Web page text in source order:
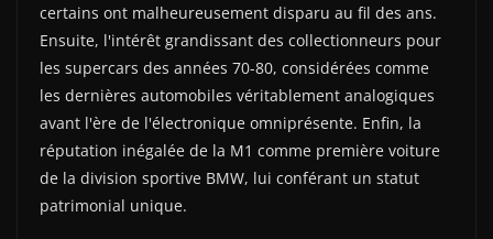
certains ont malheureusement disparu au fil des ans.
Ensuite, l'intérêt grandissant des collectionneurs pour
les supercars des années 70-80, considérées comme
les dernières automobiles véritablement analogiques
avant l'ère de l'électronique omniprésente. Enfin, la
réputation inégalée de la M1 comme première voiture
de la division sportive BMW, lui conférant un statut
patrimonial unique.